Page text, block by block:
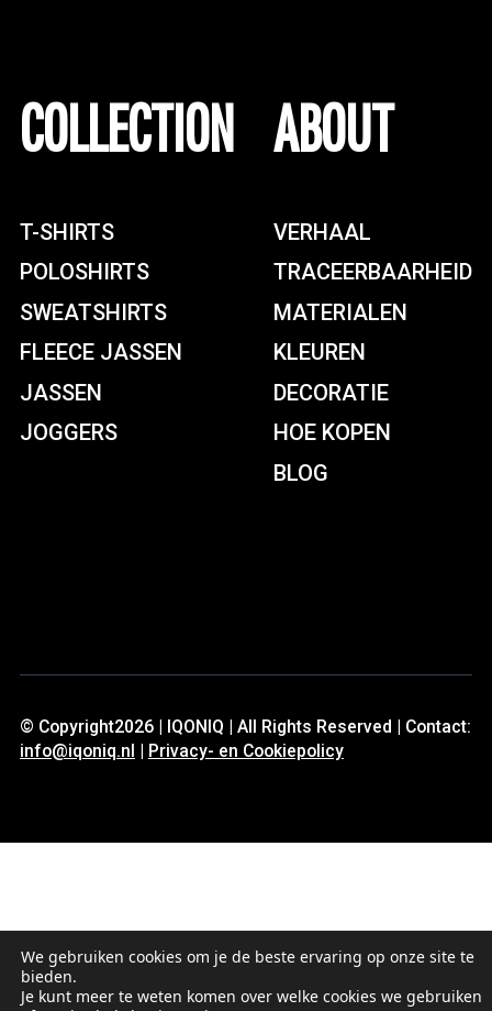
COLLECTION
T-SHIRTS
POLOSHIRTS
SWEATSHIRTS
FLEECE JASSEN
JASSEN
JOGGERS
ABOUT
VERHAAL
TRACEERBAARHEID
MATERIALEN
KLEUREN
DECORATIE
HOE KOPEN
BLOG
© Copyright2026 | IQONIQ | All Rights Reserved | Contact:
info@iqoniq.nl | Privacy- en Cookiepolicy
We gebruiken cookies om je de beste ervaring op onze site te
bieden.
Je kunt meer te weten komen over welke cookies we gebruiken